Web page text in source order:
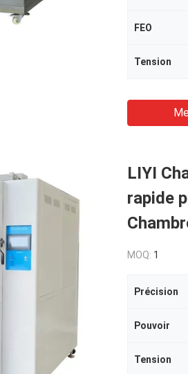
FEO
Tension
LIYI
rapide
MOQ: 1
Précision
Pouvoir
Tension